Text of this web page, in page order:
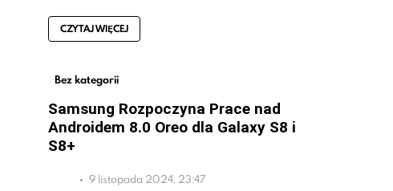
CZYTAJ WIĘCEJ
Bez kategorii
Samsung Rozpoczyna Prace nad
Androidem 8.0 Oreo dla Galaxy S8 i
S8+
9 listopada 2024, 23:47